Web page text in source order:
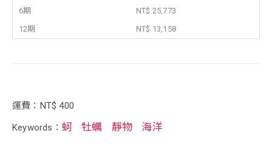
6期
NT$ 25,773
12期
NT$ 13,158
運費：NT$ 400
Keywords： 蚵 牡蠣 靜物 海洋